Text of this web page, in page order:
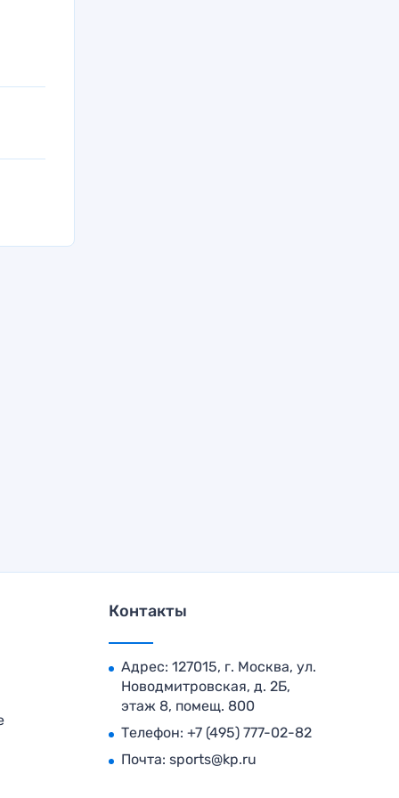
Контакты
Адрес: 127015, г. Москва, ул.
Новодмитровская, д. 2Б,
этаж 8, помещ. 800
Телефон: +7 (495) 777-02-82
Почта: sports@kp.ru